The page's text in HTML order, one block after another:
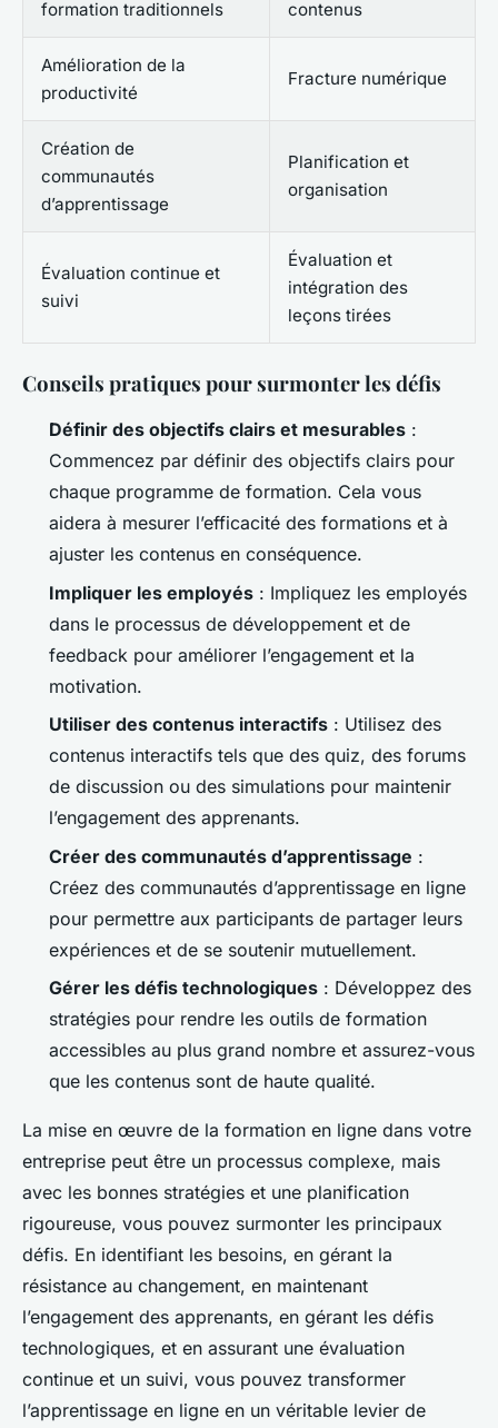
formation traditionnels contenus
Amélioration de la
productivité
Fracture numérique
Création de
communautés
d’apprentissage
Planification et
organisation
Évaluation continue et
suivi
Évaluation et
intégration des
leçons tirées
Conseils pratiques pour surmonter les défis
Définir des objectifs clairs et mesurables :
Commencez par définir des objectifs clairs pour
chaque programme de formation. Cela vous
aidera à mesurer l’efficacité des formations et à
ajuster les contenus en conséquence.
Impliquer les employés : Impliquez les employés
dans le processus de développement et de
feedback pour améliorer l’engagement et la
motivation.
Utiliser des contenus interactifs : Utilisez des
contenus interactifs tels que des quiz, des forums
de discussion ou des simulations pour maintenir
l’engagement des apprenants.
Créer des communautés d’apprentissage :
Créez des communautés d’apprentissage en ligne
pour permettre aux participants de partager leurs
expériences et de se soutenir mutuellement.
Gérer les défis technologiques : Développez des
stratégies pour rendre les outils de formation
accessibles au plus grand nombre et assurez-vous
que les contenus sont de haute qualité.
La mise en œuvre de la formation en ligne dans votre
entreprise peut être un processus complexe, mais
avec les bonnes stratégies et une planification
rigoureuse, vous pouvez surmonter les principaux
défis. En identifiant les besoins, en gérant la
résistance au changement, en maintenant
l’engagement des apprenants, en gérant les défis
technologiques, et en assurant une évaluation
continue et un suivi, vous pouvez transformer
l’apprentissage en ligne en un véritable levier de